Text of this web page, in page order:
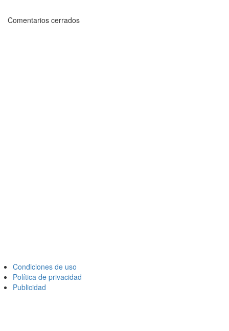
Comentarios cerrados
Condiciones de uso
Política de privacidad
Publicidad